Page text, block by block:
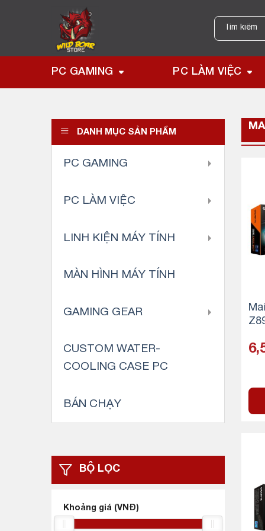
Tìm
kiếm:
PC GAMING PC LÀM VIỆC
DANH MỤC SẢN PHẨM
PC GAMING
PC LÀM VIỆC
LINH KIỆN MÁY TÍNH
MÀN HÌNH MÁY TÍNH
GAMING GEAR
CUSTOM WATER-
COOLING CASE PC
BÁN CHẠY
BỘ LỌC
Khoảng giá (VNĐ)